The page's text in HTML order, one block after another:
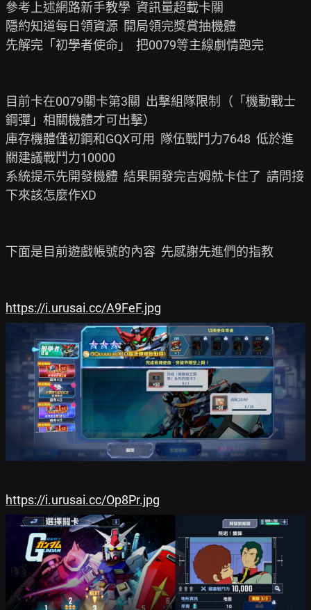
參考上述網路新手教學  資訊量超載卡關
隱約知道每日領資源  開局領完獎賞抽機體
先解完「初學者使命」  把0079等主線劇情跑完
目前卡在0079關卡第3關  出擊組隊限制（「機動戰士
鋼彈」相關機體才可出擊）
庫存機體僅初鋼和GQX可用  隊伍戰鬥力7648  低於進
關建議戰鬥力10000
系統提示先開發機體  結果開發完吉姆就卡住了  請問接
下來該怎麼作XD
下面是目前遊戲帳號的內容  先感謝先進們的指教
https://i.urusai.cc/A9FeF.jpg
https://i.urusai.cc/Op8Pr.jpg